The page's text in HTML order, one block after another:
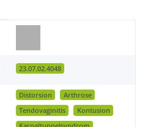
23.07.02.4048
Distorsion
Arthrose
Tendovaginitis
Kontusion